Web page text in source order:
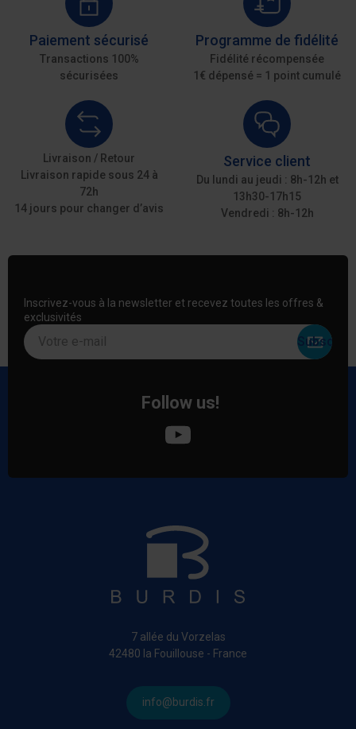
Paiement sécurisé
Transactions 100%
sécurisées
Programme de fidélité
Fidélité récompensée
1€ dépensé = 1 point cumulé
Livraison / Retour
Livraison rapide sous 24 à
72h
14 jours pour changer d’avis
Service client
Du lundi au jeudi : 8h-12h et
13h30-17h15
Vendredi : 8h-12h
Inscrivez-vous à la newsletter et recevez toutes les offres &
exclusivités
Votre e-mail
Follow us!
7 allée du Vorzelas
42480 la Fouillouse - France
info@burdis.fr